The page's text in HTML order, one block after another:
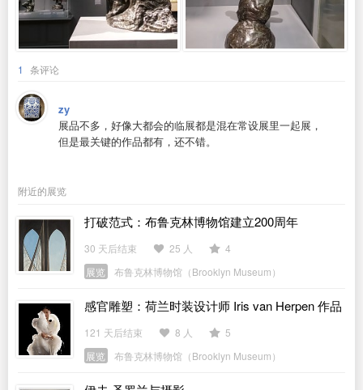
1 条评论
zy
展品不多，好像大都会的临展都是混在常设展里一起展，
但是最关键的作品都有，还不错。
附近的展览
打破范式：布鲁克林博物馆建立200周年
30 天后结束 25 人
4
展览
布鲁克林博物馆（Brooklyn Museum）
感官雕塑：荷兰时装设计师 Iris van Herpen 作品
展
121 天后结束 8 人
5
展览
布鲁克林博物馆（Brooklyn Museum）